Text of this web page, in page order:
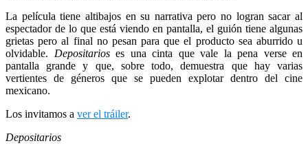
La película tiene altibajos en su narrativa pero no logran sacar al
espectador de lo que está viendo en pantalla, el guión tiene algunas
grietas pero al final no pesan para que el producto sea aburrido u
olvidable. Depositarioses una cinta que vale la pena verse en
pantalla grande y que, sobre todo, demuestra que hay varias
vertientes de géneros que se pueden explotar dentro del cine
mexicano.
Los invitamos a ver el tráiler.
Depositarios